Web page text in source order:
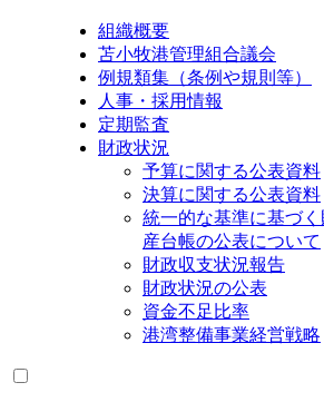
組織概要
苫小牧港管理組合議会
例規類集（条例や規則等）
人事・採用情報
定期監査
財政状況
予算に関する公表資料
決算に関する公表資料
統一的な基準に基づ
産台帳の公表について
財政収支状況報告
財政状況の公表
資金不足比率
港湾整備事業経営戦略